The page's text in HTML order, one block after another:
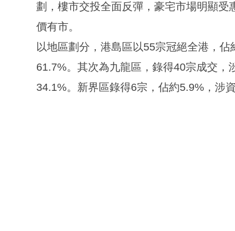
劃，樓市交投全面反彈，豪宅市場明顯
價有市。
以地區劃分，港島區以55宗冠絕全港，
61.7%。其次為九龍區，錄得40宗成交
34.1%。新界區錄得6宗，佔約5.9%，涉